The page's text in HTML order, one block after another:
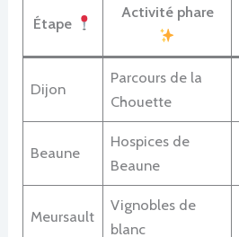
Étape
Activité phare
Dijon
Parcours de la
Chouette
Beaune
Hospices de
Beaune
Meursault
Vignobles de
blanc